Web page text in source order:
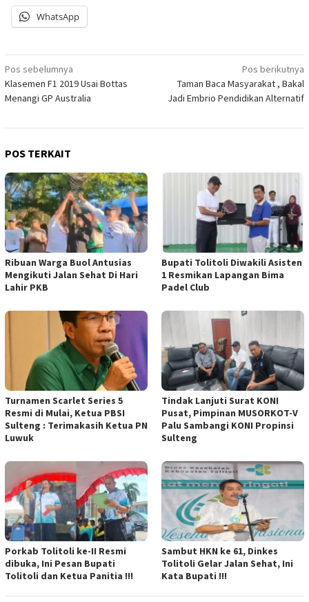
WhatsApp
Navigasi
pos
Pos sebelumnya
Klasemen F1 2019 Usai Bottas
Menangi GP Australia
Pos berikutnya
Taman Baca Masyarakat , Bakal
Jadi Embrio Pendidikan Alternatif
POS TERKAIT
Ribuan Warga Buol Antusias
Mengikuti Jalan Sehat Di Hari
Lahir PKB
Bupati Tolitoli Diwakili Asisten
1 Resmikan Lapangan Bima
Padel Club
Turnamen Scarlet Series 5
Resmi di Mulai, Ketua PBSI
Sulteng : Terimakasih Ketua PN
Luwuk
Tindak Lanjuti Surat KONI
Pusat, Pimpinan MUSORKOT-V
Palu Sambangi KONI Propinsi
Sulteng
Porkab Tolitoli ke-II Resmi
dibuka, Ini Pesan Bupati
Tolitoli dan Ketua Panitia !!!
Sambut HKN ke 61, Dinkes
Tolitoli Gelar Jalan Sehat, Ini
Kata Bupati !!!